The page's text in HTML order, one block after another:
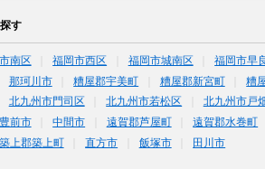
す
南区 福岡市西区 福岡市城南区 福岡市早
那珂川市 糟屋郡宇美町 糟屋郡新宮町 糟
北九州市門司区 北九州市若松区 北九州市戸
豊前市 中間市 遠賀郡芦屋町 遠賀郡水巻町
築上郡築上町 直方市 飯塚市 田川市